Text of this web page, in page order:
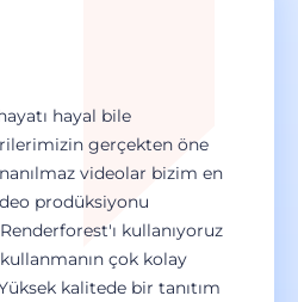
hayal bile
gerçekten öne
videolar bizim en
prodüksiyonu
kullanıyoruz
çok kolay
kalitede bir tanıtım